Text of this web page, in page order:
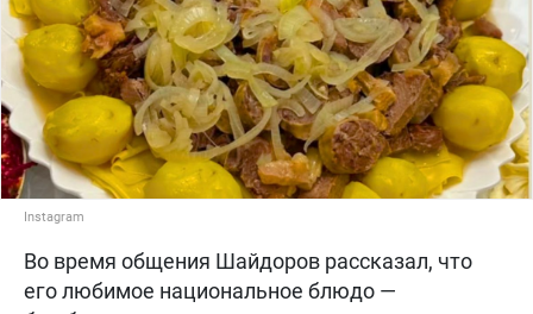
Instagram
Во время общения Шайдоров рассказал, что
его любимое национальное блюдо —